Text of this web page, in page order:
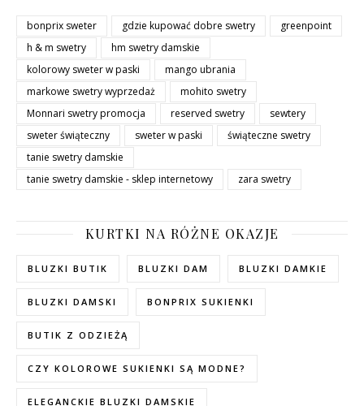
bonprix sweter gdzie kupować dobre swetry
greenpoint
h & m swetry
hm swetry damskie
kolorowy sweter w paski
mango ubrania
markowe swetry wyprzedaż
mohito swetry
Monnari swetry promocja
reserved swetry
sewtery
sweter świąteczny
sweter w paski
świąteczne swetry
tanie swetry damskie
tanie swetry damskie - sklep internetowy
zara swetry
KURTKI NA RÓŻNE OKAZJE
BLUZKI BUTIK BLUZKI DAM BLUZKI DAMKIE
BLUZKI DAMSKI BONPRIX SUKIENKI
BUTIK Z ODZIEŻĄ
CZY KOLOROWE SUKIENKI SĄ MODNE?
ELEGANCKIE BLUZKI DAMSKIE